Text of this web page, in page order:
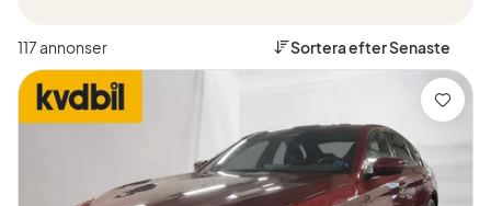
117 annonser Sortera efterSenaste
Spara